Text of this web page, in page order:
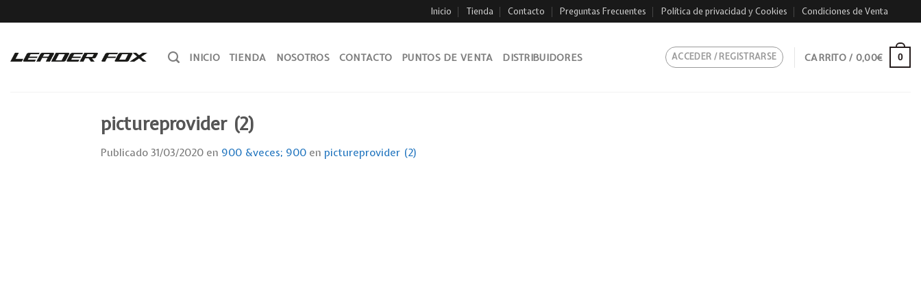
to
Inicio Tienda Contacto Preguntas Frecuentes Política de privacidad y Cookies Condiciones de Venta
INICIO TIENDA NOSOTROS CONTACTO PUNTOS DE VENTA DISTRIBUIDORES ACCEDER / REGISTRARSE CARRITO / 0,00€ 0
pictureprovider (2)
Publicado31/03/2020 en 900 &veces; 900 en pictureprovider (2)